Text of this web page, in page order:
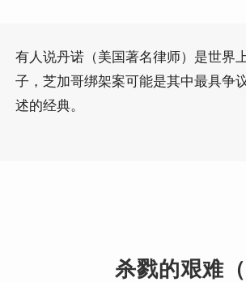
有人说丹诺（美国著名律师）是世界
子，芝加哥绑架案可能是其中最具争
述的经典。
杀戮的艰难